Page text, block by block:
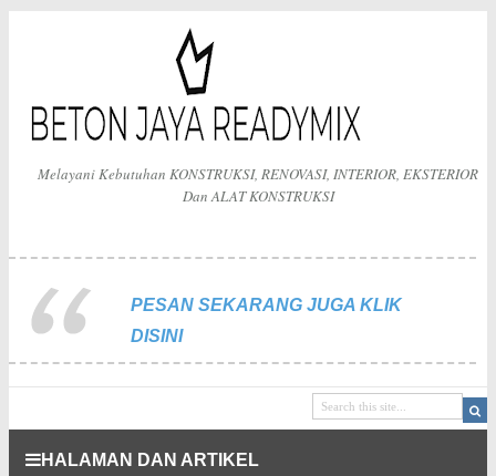
Melayani Kebutuhan KONSTRUKSI, RENOVASI, INTERIOR, EKSTERIOR
Dan ALAT KONSTRUKSI
PESAN SEKARANG JUGA KLIK
DISINI
HALAMAN DAN ARTIKEL